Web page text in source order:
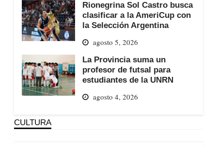
Rionegrina Sol Castro busca
clasificar a la AmeriCup con
la Selección Argentina
agosto 5, 2026
La Provincia suma un
profesor de futsal para
estudiantes de la UNRN
agosto 4, 2026
CULTURA